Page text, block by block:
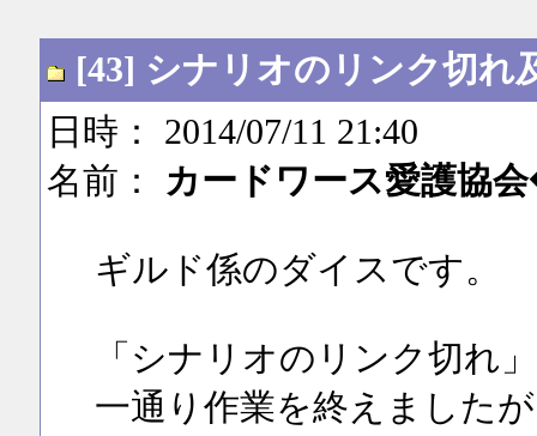
[43] シナリオのリンク切れ
日時： 2014/07/11 21:40
名前：
カードワース愛護協
ギルド係のダイスです。
「シナリオのリンク切れ
一通り作業を終えました